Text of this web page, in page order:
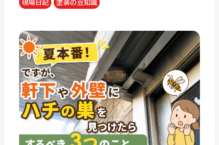
現場日記 塗装の豆知識